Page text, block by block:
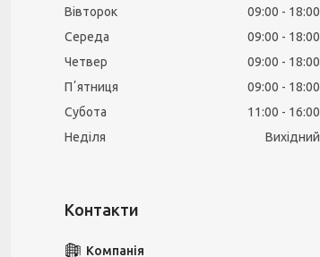
Вівторок
09:00
18:00
Середа
09:00
18:00
Четвер
09:00
18:00
Пʼятниця
09:00
18:00
Субота
11:00
16:00
Неділя
Вихідний